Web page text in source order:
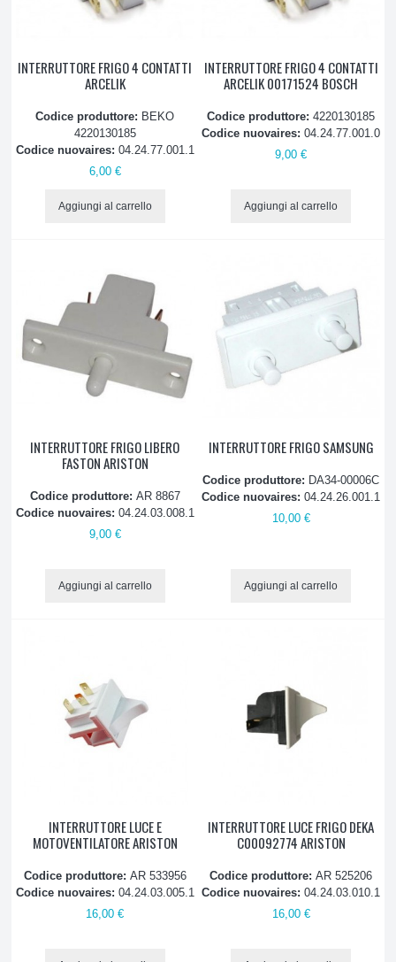
Elettrovalvole
Profili
Filtri acqua
Interruttori e pulsanti
Lampadine
Maniglie
Relè
Resistenze sbrinamento
Salvamotore
Schede
Vaschette compressore
Motoventilatori no-frost
ATTREZZATURE E PRODOTTI PULIZIA
PICCOLO ELETTRODOMESTICO, ASPIRAZIONE
INTERRUTTORE FRIGO 4 CONTATTI
ARCELIK
Codice produttore: BEKO
4220130185
Codice nuovaires: 04.24.77.001.1
6,00 €
Aggiungi al carrello
INTERRUTTORE FRIGO 4 CONTATTI
ARCELIK 00171524 BOSCH
Codice produttore:4220130185
Codice nuovaires:04.24.77.001.0
9,00 €
Aggiungi al carrello
INTERRUTTORE FRIGO LIBERO
FASTON ARISTON
Codice produttore: AR 8867
Codice nuovaires: 04.24.03.008.1
9,00 €
Aggiungi al carrello
INTERRUTTORE FRIGO SAMSUNG
Codice produttore: DA34-00006C
Codice nuovaires:04.24.26.001.1
10,00 €
Aggiungi al carrello
INTERRUTTORE LUCE E
MOTOVENTILATORE ARISTON
Codice produttore: AR 533956
Codice nuovaires: 04.24.03.005.1
16,00 €
INTERRUTTORE LUCE FRIGO DEKA
C00092774 ARISTON
Codice produttore:AR 525206
Codice nuovaires:04.24.03.010.1
16,00 €